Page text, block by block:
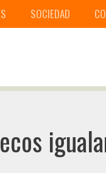
SOCIEDAD